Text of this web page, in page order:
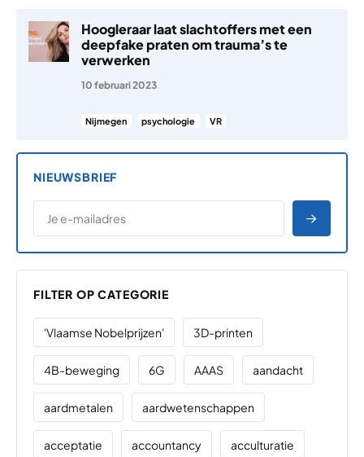
Hoogleraar laat slachtoffers met een
deepfake praten om trauma’s te
verwerken
10 februari 2023
Nijmegen psychologie VR
NIEUWSBRIEF
E-MAILADRES
*
FILTER OP CATEGORIE
'Vlaamse Nobelprijzen' 3D-printen
4B-beweging 6G AAAS aandacht
aardmetalen aardwetenschappen
acceptatie accountancy acculturatie